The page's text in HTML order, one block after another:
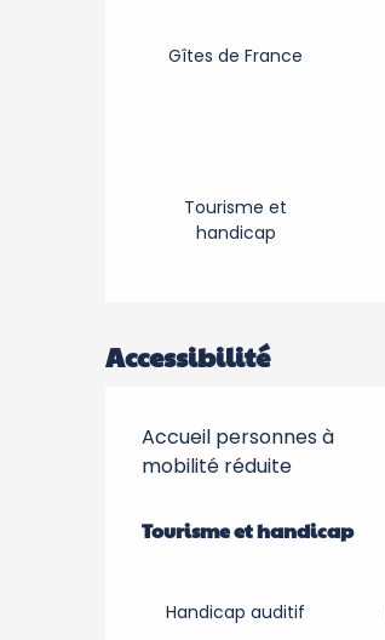
Gîtes de France
Tourisme et
handicap
Accessibilité
Accueil personnes à
mobilité réduite
Tourisme et handicap
Tourisme et handicap
Handicap auditif